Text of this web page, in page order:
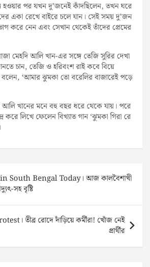
হওয়ার পর যখন দু’জনেই কাঁদছিলেন, তখন ঘরে
একা রেখে বাইরে চলে যান। সেই সময় দু’জন
করে নেন এবং সেখান থেকেই তাঁদের প্রেমের
মেহদি আলি খান-এর সঙ্গে তেজি সুরির দেখা
চান, তেজি ও হরিবংশ রাই কবে বিয়ে
‘আমার ঝুমকা তো বরেলির বাজারেই পড়ে
আলি খানের মনে বহু বছর ধরে থেকে যায়। পরে
করে লিখে ফেলেন বিখ্যাত গান ‘ঝুমকা গিরা রে
South Bengal Today। আজ কালবৈশাখী
সহ বৃষ্টি
তীব্র রোদে দাঁড়িয়ে কর্মীরা! খোঁজ নেই
প্রার্থীর